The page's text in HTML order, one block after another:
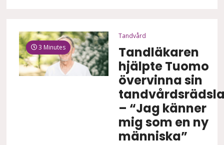
3 Minutes
Tandvård
Tandläkaren
hjälpte Tuomo
övervinna sin
– “Jag känner
mig som en ny
människa”